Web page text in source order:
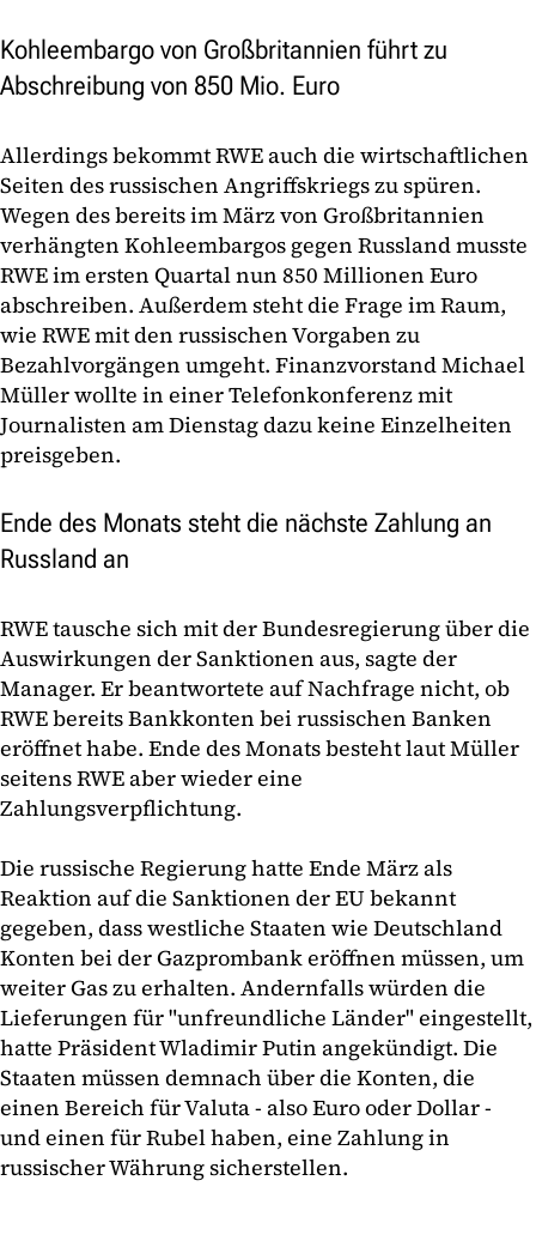
Kohleembargo von Großbritannien führt zu
Abschreibung von 850 Mio. Euro
Allerdings bekommt RWE auch die wirtschaftlichen
Seiten des russischen Angriffskriegs zu spüren.
Wegen des bereits im März von Großbritannien
verhängten Kohleembargos gegen Russland musste
RWE im ersten Quartal nun 850 Millionen Euro
abschreiben. Außerdem steht die Frage im Raum,
wie RWE mit den russischen Vorgaben zu
Bezahlvorgängen umgeht. Finanzvorstand Michael
Müller wollte in einer Telefonkonferenz mit
Journalisten am Dienstag dazu keine Einzelheiten
preisgeben.
Ende des Monats steht die nächste Zahlung an
Russland an
RWE tausche sich mit der Bundesregierung über die
Auswirkungen der Sanktionen aus, sagte der
Manager. Er beantwortete auf Nachfrage nicht, ob
RWE bereits Bankkonten bei russischen Banken
eröffnet habe. Ende des Monats besteht laut Müller
seitens RWE aber wieder eine
Zahlungsverpflichtung.
Die russische Regierung hatte Ende März als
Reaktion auf die Sanktionen der EU bekannt
gegeben, dass westliche Staaten wie Deutschland
Konten bei der Gazprombank eröffnen müssen, um
weiter Gas zu erhalten. Andernfalls würden die
Lieferungen für "unfreundliche Länder" eingestellt,
hatte Präsident Wladimir Putin angekündigt. Die
Staaten müssen demnach über die Konten, die
einen Bereich für Valuta - also Euro oder Dollar -
und einen für Rubel haben, eine Zahlung in
russischer Währung sicherstellen.